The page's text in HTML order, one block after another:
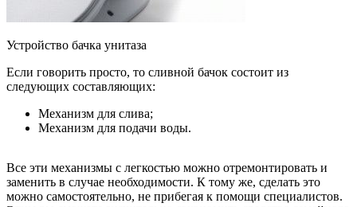
Устройство бачка унитаза
Если говорить просто, то сливной бачок состоит из
следующих составляющих:
Механизм для слива;
Механизм для подачи воды.
Все эти механизмы с легкостью можно отремонтировать и
заменить в случае необходимости. К тому же, сделать это
можно самостоятельно, не прибегая к помощи специалистов.